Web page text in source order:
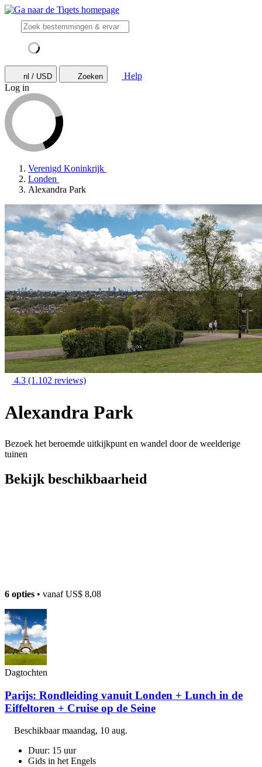
nl / USD Zoeken
Help
Log in
Verenigd Koninkrijk
Londen
Alexandra Park
4.3 (1.102 reviews)
Alexandra Park
Bezoek het beroemde uitkijkpunt en wandel door de weelderige
tuinen
Bekijk beschikbaarheid
6 opties • vanafUS$ 8,08
Dagtochten
Parijs: Rondleiding vanuit Londen + Lunch in de
Eiffeltoren + Cruise op de Seine
Beschikbaarmaandag, 10 aug.
Duur: 15 uur
Gids in het Engels